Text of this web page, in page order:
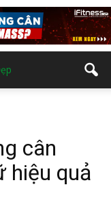
cân
hiệu quả